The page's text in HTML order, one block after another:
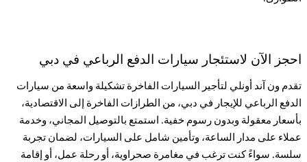
احجز الآن لاستئجار سيارات الدفع الرباعي في دبي
تقدم ون آند أونلي لتأجير السيارات الفاخرة تشكيلة واسعة من سيارات
الدفع الرباعي للإيجار في دبي، من الطرازات الفاخرة إلى الاقتصادية،
بأسعار معقولة وبدون رسوم خفية. استمتع بالتوصيل المجاني، وخدمة
عملاء على مدار الساعة، وتأمين شامل على السيارات، لضمان تجربة
سلسة. سواءً كنت ترغب في مغامرة صحراوية، أو رحلة عمل، أو إقامة